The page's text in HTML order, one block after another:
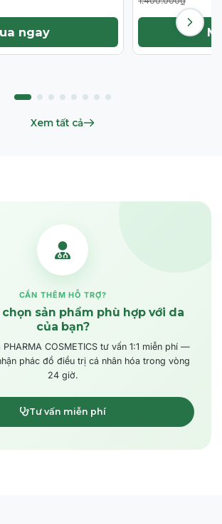
ngay
Xem tất cả
CẦN THÊM HỖ TRỢ?
sản phẩm phù hợp với da
của bạn?
PHARMA COSMETICS tư vấn 1:1 miễn phí —
phác đồ điều trị cá nhân hóa trong vòng
24 giờ.
Tư vấn miễn phí